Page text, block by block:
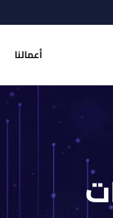
أعمالنا